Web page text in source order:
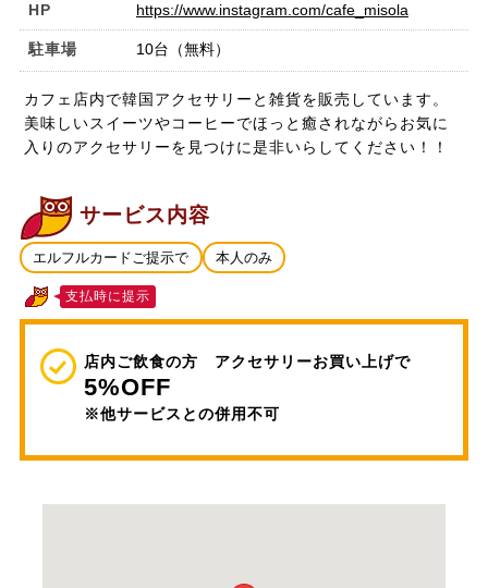
HP https://www.instagram.com/cafe_misola
駐車場 10台（無料）
カフェ店内で韓国アクセサリーと雑貨を販売しています。
美味しいスイーツやコーヒーでほっと癒されながらお気に
入りのアクセサリーを見つけに是非いらしてください！！
サービス内容
エルフルカードご提示で 本人のみ
支払時に提示
店内ご飲食の方 アクセサリーお買い上げで
5%OFF
※他サービスとの併用不可